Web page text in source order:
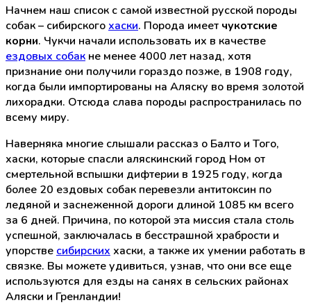
Начнем наш список с самой известной русской породы
собак – сибирского хаски. Порода имеет чукотские
корни. Чукчи начали использовать их в качестве
ездовых собак не менее 4000 лет назад, хотя
признание они получили гораздо позже, в 1908 году,
когда были импортированы на Аляску во время золотой
лихорадки. Отсюда слава породы распространилась по
всему миру.
Наверняка многие слышали рассказ о Балто и Того,
хаски, которые спасли аляскинский город Ном от
смертельной вспышки дифтерии в 1925 году, когда
более 20 ездовых собак перевезли антитоксин по
ледяной и заснеженной дороги длиной 1085 км всего
за 6 дней. Причина, по которой эта миссия стала столь
успешной, заключалась в бесстрашной храбрости и
упорстве сибирских хаски, а также их умении работать в
связке. Вы можете удивиться, узнав, что они все еще
используются для езды на санях в сельских районах
Аляски и Гренландии!